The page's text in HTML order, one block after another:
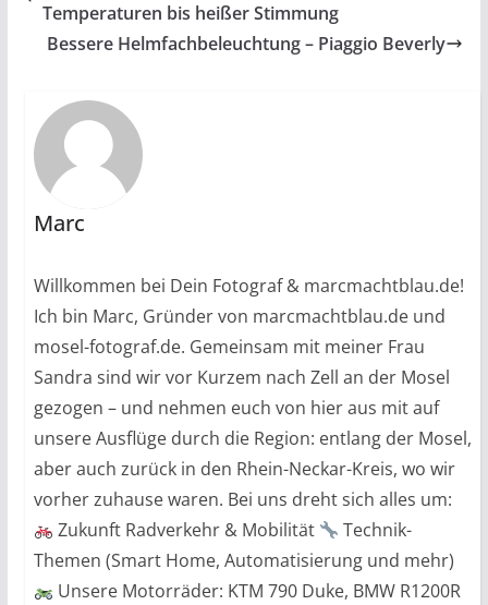
Temperaturen bis heißer Stimmung
Bessere Helmfachbeleuchtung – Piaggio Beverly
Marc
Willkommen bei Dein Fotograf & marcmachtblau.de!
Ich bin Marc, Gründer von marcmachtblau.de und
mosel-fotograf.de. Gemeinsam mit meiner Frau
Sandra sind wir vor Kurzem nach Zell an der Mosel
gezogen – und nehmen euch von hier aus mit auf
unsere Ausflüge durch die Region: entlang der Mosel,
aber auch zurück in den Rhein-Neckar-Kreis, wo wir
vorher zuhause waren. Bei uns dreht sich alles um:
Zukunft Radverkehr & Mobilität
Technik-
Themen (Smart Home, Automatisierung und mehr)
Unsere Motorräder: KTM 790 Duke, BMW R1200R